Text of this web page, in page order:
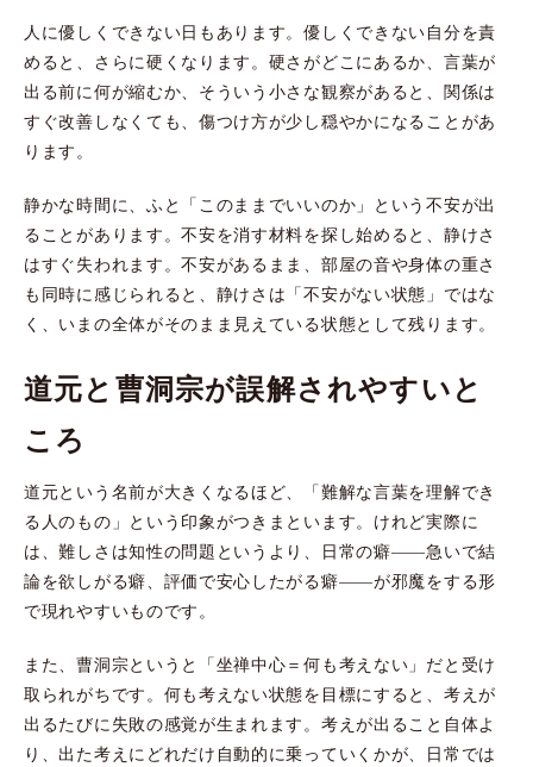
人に優しくできない日もあります。優しくできない自分を責
めると、さらに硬くなります。硬さがどこにあるか、言葉が
出る前に何が縮むか、そういう小さな観察があると、関係は
すぐ改善しなくても、傷つけ方が少し穏やかになることがあ
ります。
静かな時間に、ふと「このままでいいのか」という不安が出
ることがあります。不安を消す材料を探し始めると、静けさ
はすぐ失われます。不安があるまま、部屋の音や身体の重さ
も同時に感じられると、静けさは「不安がない状態」ではな
く、いまの全体がそのまま見えている状態として残ります。
道元と曹洞宗が誤解されやすいと
ころ
道元という名前が大きくなるほど、「難解な言葉を理解でき
る人のもの」という印象がつきまといます。けれど実際に
は、難しさは知性の問題というより、日常の癖——急いで結
論を欲しがる癖、評価で安心したがる癖——が邪魔をする形
で現れやすいものです。
また、曹洞宗というと「坐禅中心＝何も考えない」だと受け
取られがちです。何も考えない状態を目標にすると、考えが
出るたびに失敗の感覚が生まれます。考えが出ること自体よ
り、出た考えにどれだけ自動的に乗っていくかが、日常では